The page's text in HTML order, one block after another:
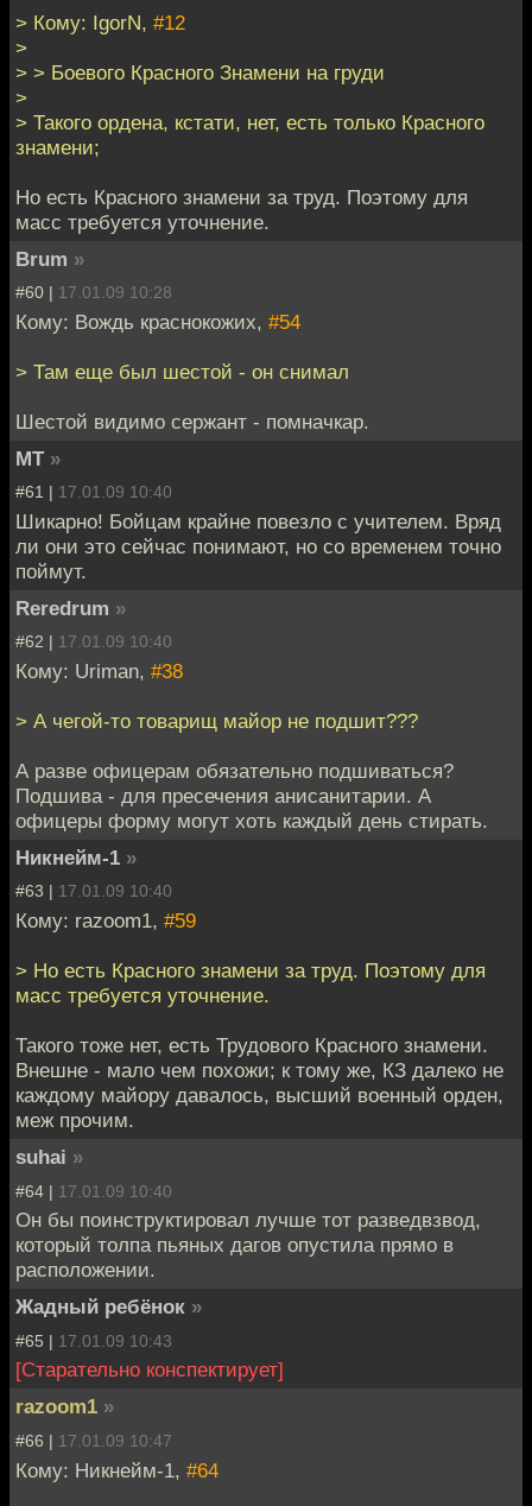
> Кому: IgorN, #12
>
> > Боевого Красного Знамени на груди
>
> Такого ордена, кстати, нет, есть только Красного
знамени;
Но есть Красного знамени за труд. Поэтому для
масс требуется уточнение.
Brum »
#60 | 17.01.09 10:28
Кому: Вождь краснокожих, #54
> Там еще был шестой - он снимал
Шестой видимо сержант - помначкар.
MT »
#61 | 17.01.09 10:40
Шикарно! Бойцам крайне повезло с учителем. Вряд
ли они это сейчас понимают, но со временем точно
поймут.
Reredrum »
#62 | 17.01.09 10:40
Кому: Uriman, #38
> А чегой-то товарищ майор не подшит???
А разве офицерам обязательно подшиваться?
Подшива - для пресечения анисанитарии. А
офицеры форму могут хоть каждый день стирать.
Никнейм-1 »
#63 | 17.01.09 10:40
Кому: razoom1, #59
> Но есть Красного знамени за труд. Поэтому для
масс требуется уточнение.
Такого тоже нет, есть Трудового Красного знамени.
Внешне - мало чем похожи; к тому же, КЗ далеко не
каждому майору давалось, высший военный орден,
меж прочим.
suhai »
#64 | 17.01.09 10:40
Он бы поинструктировал лучше тот разведвзвод,
который толпа пьяных дагов опустила прямо в
расположении.
Жадный ребёнок »
#65 | 17.01.09 10:43
[Старательно конспектирует]
razoom1 »
#66 | 17.01.09 10:47
Кому: Никнейм-1, #64